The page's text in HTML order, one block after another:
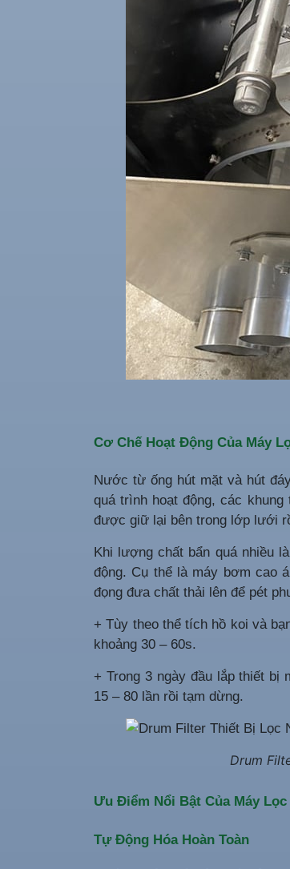
Cơ Chế Hoạt Động Của Máy
Nước từ ống hút mặt và hút
quá trình hoạt động, các
được giữ lại bên trong lớp lưới
Khi lượng chất bẩn quá nhiều
động. Cụ thể là máy bơm cao
đọng đưa chất thải lên để pét
+ Tùy theo thể tích hồ koi và
khoảng 30 – 60s.
+ Trong 3 ngày đầu lắp thiết bị
15 – 80 lần rồi tạm dừng.
Drum
Ưu Điểm Nổi Bật Của Máy
Tự Động Hóa Hoàn Toàn